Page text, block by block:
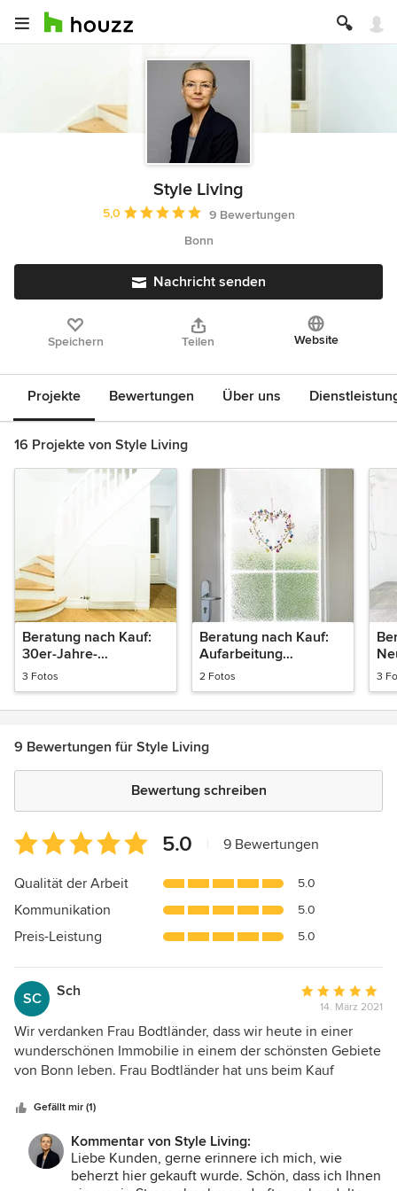
Style Living
Durchschnittliche Bewertung: 5 von 5 Sternen
5,0
9 Bewertungen
Bonn
Nachricht senden
Speichern Teilen Website
Projekte Bewertungen Über uns
16 Projekte von Style Living
Beratung nach Kauf:
30er-Jahre-
Einfamilienhaus
Sanierung
3 Fotos
Beratung nach Kauf:
Aufarbeitung
Originalhaustür 30-er-
Jahre-Haus
2 Fotos 3
9 Bewertungen für Style Living
Bewertung schreiben
Durchschnittliche
Bewertung:
5
5
Sternen
5.0 9 Bewertungen
Qualität der Arbeit 5.0
Kommunikation 5.0
Preis-Leistung 5.0
SC Sch
Bewertung:
5
von
5
14. März 2021
Wir verdanken Frau Bodtländer, dass wir heute in einer
wunderschönen Immobilie in einem der schönsten Gebiete
von Bonn leben. Frau Bodtländer hat uns beim Kauf
und sehr umsichtig zwischen Käufer und Verkäufer
vermittelt. Sie stand uns, als Nicht- Bonner, mit ihren
Ortskentnissen, Handwerkerempfehlungen und Kontakten
mit Rat und Tat zur Seite. Sämtliche Unterlagen zum Haus
hat sie uns zur Verfügung gestellt. Mit ihrer Arbeit waren
Gefällt mir (1)
Kommentar von Style Living:
Liebe Kunden, gerne erinnere ich mich, wie
beherzt hier gekauft wurde. Schön, dass ich Ihnen